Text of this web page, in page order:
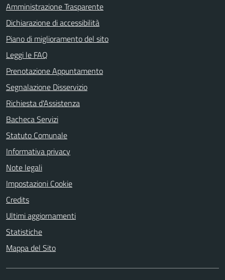
Amministrazione Trasparente
Dichiarazione di accessibilità
Piano di miglioramento del sito
Leggi le FAQ
Prenotazione Appuntamento
Segnalazione Disservizio
Richiesta d'Assistenza
Bacheca Servizi
Statuto Comunale
Informativa privacy
Note legali
Impostazioni Cookie
Credits
Ultimi aggiornamenti
Statistiche
Mappa del Sito